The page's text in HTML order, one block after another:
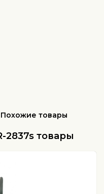
Похожие товары
2837s товары